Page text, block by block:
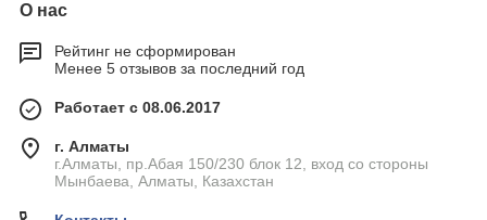
О нас
Рейтинг не сформирован
Менее 5 отзывов за последний год
Работает с 08.06.2017
г. Алматы
г.Алматы, пр.Абая 150/230 блок 12, вход со стороны
Мынбаева, Алматы, Казахстан